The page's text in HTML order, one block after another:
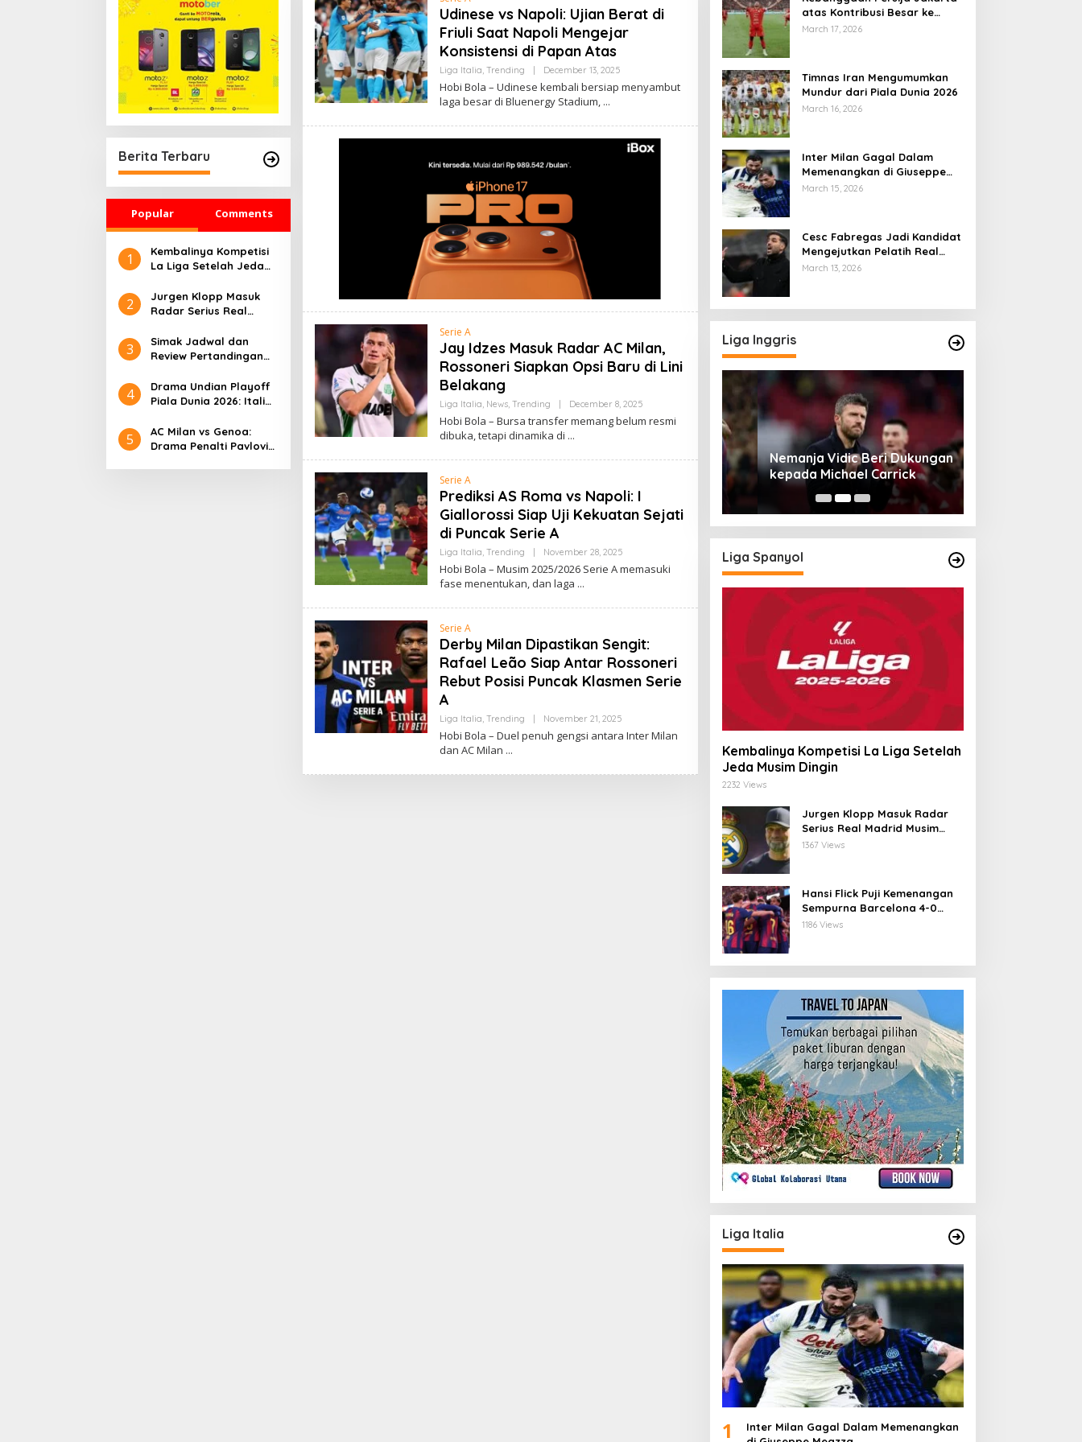
Berita Terbaru
Popular Comments
1
Kembalinya Kompetisi
La Liga Setelah Jeda
2
Jurgen Klopp Masuk
Radar Serius Real
3
Simak Jadwal dan
Review Pertandingan
Indonesia U-22, Selasa
18 November 2025
4
Drama Undian Playoff
Piala Dunia 2026: Italia
Irlandia Utara dalam
Laga Hidup-Mati
5
AC Milan vs Genoa:
Drama Penalti Pavlovic
Udinese vs Napoli: Ujian Berat di
Friuli Saat Napoli Mengejar
Konsistensi di Papan Atas
Liga Italia, Trending December 13, 2025By
Hobi Bola – Udinese kembali bersiap menyambut
laga besar di Bluenergy Stadium,
Serie A
Jay Idzes Masuk Radar AC Milan,
Rossoneri Siapkan Opsi Baru di Lini
Belakang
Liga Italia News, Trending | December 8, 2025By
Hobi Bola – Bursa transfer memang belum resmi
dibuka, tetapi dinamika di
Serie A
Prediksi AS Roma vs Napoli: I
Giallorossi Siap Uji Kekuatan Sejati
di Puncak Serie A
Liga Italia Trending | November 28, 2025By
Hobi Bola – Musim 2025/2026 Serie A memasuki
fase menentukan, dan laga
Serie A
Derby Milan Dipastikan Sengit:
Rafael Leão Siap Antar Rossoneri
Rebut Posisi Puncak Klasmen Serie
A
Liga Italia Trending | November 21, 2025By
Hobi Bola – Duel penuh gengsi antara Inter Milan
dan AC Milan
atas Kontribusi Besar ke
Timnas Indonesia
March 17, 2026
Timnas Iran Mengumumkan
Mundur dari Piala Dunia 2026
March 16, 2026
Inter Milan Gagal Dalam
Memenangkan di Giuseppe
Meazza
March 15, 2026
Cesc Fabregas Jadi Kandidat
Mengejutkan Pelatih Real
Madrid
March 13, 2026
Liga Inggris
Ketidakpastian Masa Depan
Nemanja Vidic Beri Dukungan
kepada Michael Carrick
Liga Spanyol
Kembalinya Kompetisi La Liga Setelah
Jeda Musim Dingin
2232 Views
Jurgen Klopp Masuk Radar
Serius Real Madrid Musim
Depan
1367 Views
Hansi Flick Puji Kemenangan
Sempurna Barcelona 4-0
atas Athletic Bilbao di
1186 Views
Liga Italia
1
Inter Milan Gagal Dalam Memenangkan